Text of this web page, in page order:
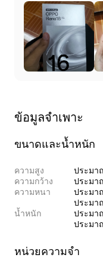
ข้อมูลจำเพาะ
ขนาดและน้ำหนัก
ความสูง
ประมา
ความกว้าง
ประมา
ความหนา
ประมา
ประมา
น้ำหนัก
ประมา
ประมา
หน่วยความจำ